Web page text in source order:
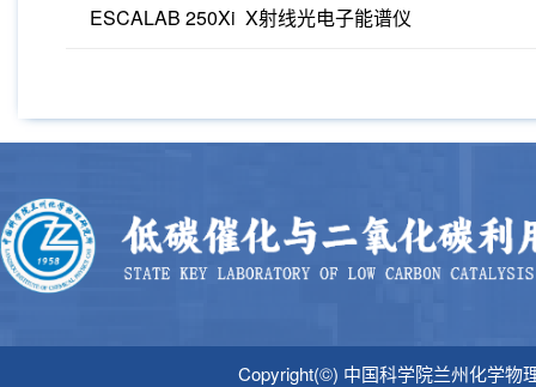
ESCALAB 250Xi X射线光电子能谱仪
Copyright(©) 中国科学院兰州化学物